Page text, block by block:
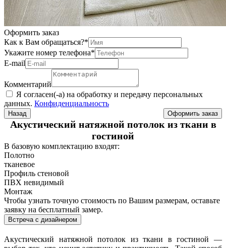
Оформить заказ
Как к Вам обращаться?*
Укажите номер телефона*
Е-mail
Комментарий
Я согласен(-а) на обработку и передачу персональных
данных. Конфиденциальность
Назад
Акустический натяжной потолок из ткани в
гостиной
В базовую комплектацию входят:
Полотно
тканевое
Профиль стеновой
ПВХ невидимый
Монтаж
Чтобы узнать точную стоимость по Вашим размерам, оставьте
заявку на бесплатный замер.
Встреча с дизайнером
Акустический натяжной потолок из ткани в гостиной —